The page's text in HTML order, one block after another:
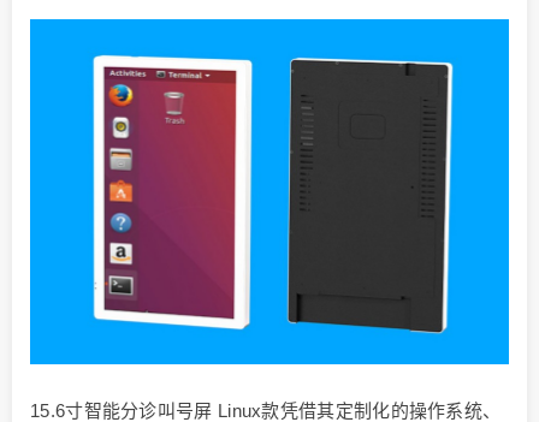
15.6寸智能分诊叫号屏 Linux款凭借其定制化的操作系统、